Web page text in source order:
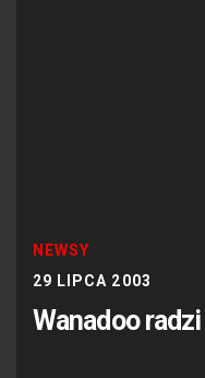
NEWSY
29 LIPCA 2003
Wanadoo